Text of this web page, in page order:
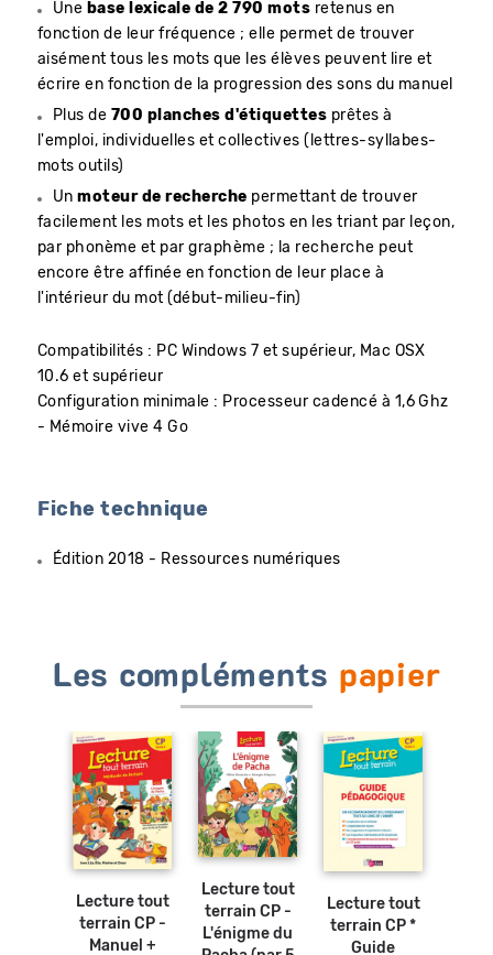
Une base lexicale de 2 790 mots retenus en
fonction de leur fréquence ; elle permet de trouver
aisément tous les mots que les élèves peuvent lire et
écrire en fonction de la progression des sons du manuel
Plus de 700 planches d'étiquettes prêtes à
l'emploi, individuelles et collectives (lettres-syllabes-
mots outils)
Unmoteur de recherche permettant de trouver
facilement les mots et les photos en les triant par leçon,
par phonème et par graphème ; la recherche peut
encore être affinée en fonction de leur place à
l'intérieur du mot (début-milieu-fin)
Compatibilités : PC Windows 7 et supérieur, Mac OSX
10.6 et supérieur
Configuration minimale : Processeur cadencé à 1,6 Ghz
- Mémoire vive 4 Go
Fiche technique
Édition 2018 - Ressources numériques
Les compléments papier
Ajouter
au
Lecture tout
terrain CP -
Manuel +
Ajouter
au
Lecture tout
terrain CP -
L'énigme du
au
Lecture tout
terrain CP *
Guide